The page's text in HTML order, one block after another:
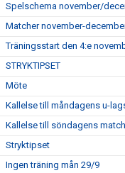
Spelschema november/
Matcher november-
Träningsstart den 4:e
STRYKTIPSET
Möte
Kallelse till måndagens u-
Kallelse till söndagens
Stryktipset
Ingen träning mån 29/9